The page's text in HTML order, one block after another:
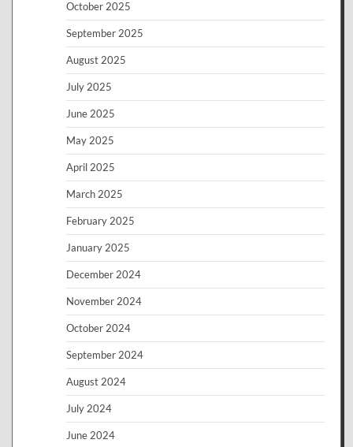
October 2025
September 2025
August 2025
July 2025
June 2025
May 2025
April 2025
March 2025
February 2025
January 2025
December 2024
November 2024
October 2024
September 2024
August 2024
July 2024
June 2024